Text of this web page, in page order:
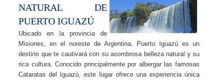
NATURAL DE
PUERTO IGUAZÚ
Ubicado en la provincia de
Misiones, en el noreste de Argentina, Puerto Iguazú es un
destino que te cautivará con su asombrosa belleza natural y su
rica cultura. Conocido principalmente por albergar las famosas
Cataratas del Iguazú, este lugar ofrece una experiencia única